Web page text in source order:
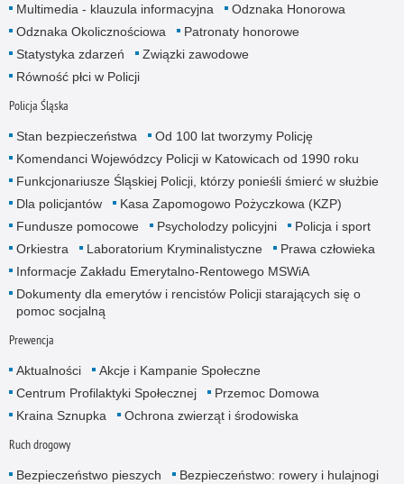
Multimedia - klauzula informacyjna
Odznaka Honorowa
Odznaka Okolicznościowa
Patronaty honorowe
Statystyka zdarzeń
Związki zawodowe
Równość płci w Policji
Policja Śląska
Stan bezpieczeństwa
Od 100 lat tworzymy Policję
Komendanci Wojewódzcy Policji w Katowicach od 1990 roku
Funkcjonariusze Śląskiej Policji, którzy ponieśli śmierć w służbie
Dla policjantów
Kasa Zapomogowo Pożyczkowa (KZP)
Fundusze pomocowe
Psycholodzy policyjni
Policja i sport
Orkiestra
Laboratorium Kryminalistyczne
Prawa człowieka
Informacje Zakładu Emerytalno-Rentowego MSWiA
Dokumenty dla emerytów i rencistów Policji starających się o
pomoc socjalną
Prewencja
Aktualności
Akcje i Kampanie Społeczne
Centrum Profilaktyki Społecznej
Przemoc Domowa
Kraina Sznupka
Ochrona zwierząt i środowiska
Ruch drogowy
Bezpieczeństwo pieszych
Bezpieczeństwo: rowery i hulajnogi